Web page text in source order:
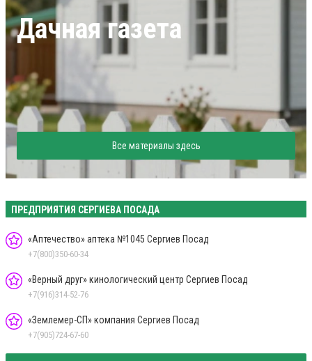
Дачная газета
Все материалы здесь
ПРЕДПРИЯТИЯ СЕРГИЕВА ПОСАДА
«Аптечество» аптека №1045 Сергиев Посад
+7(800)350-60-34
«Верный друг» кинологический центр Сергиев Посад
+7(916)314-52-76
«Землемер-СП» компания Сергиев Посад
+7(905)724-67-60